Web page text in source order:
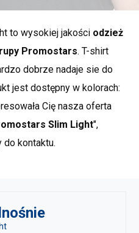
cyfrowy
oraz możliwość
tonalnych to największe
Polega on na
na specjalnej drukarce, w
lub nadruk
jest na papier lub
metalicznych kolorów,
poliestrowych
93
cm
reklamowa w najlepszym
proste, klasyczne fasony,
nadają im docenianej
to kompletna oferta
zastosowań: promocja,
to wysokiej jakości odzież
Promostars. T-shirt
dobrze nadaje sie do
jest dostępny w kolorach:
Cię nasza oferta
Slim Light",
do kontaktu.